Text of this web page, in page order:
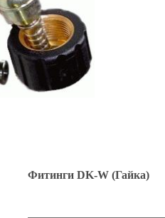
Фитинги DK-W (Гайка)